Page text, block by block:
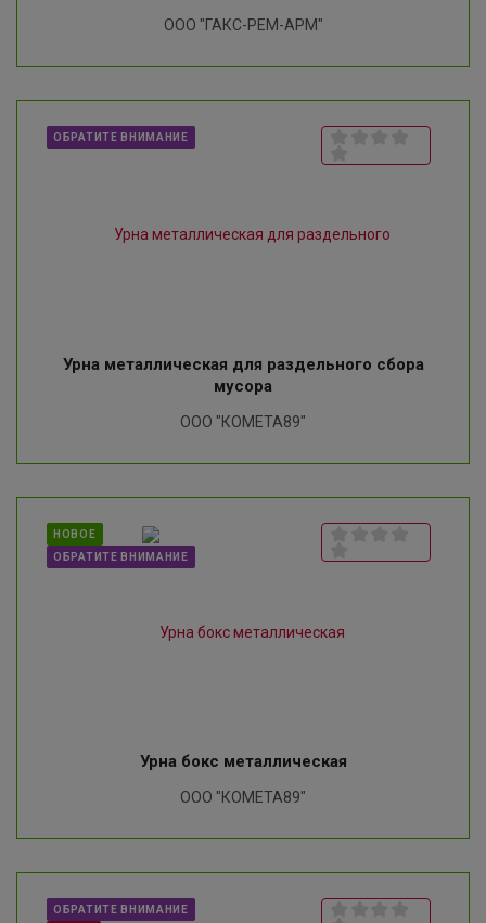
ООО "ГАКС-РЕМ-АРМ"
ОБРАТИТЕ ВНИМАНИЕ
Урна металлическая для раздельного сбора
мусора
ООО "КОМЕТА89"
НОВОЕ
ОБРАТИТЕ ВНИМАНИЕ
Урна бокс металлическая
ООО "КОМЕТА89"
ОБРАТИТЕ ВНИМАНИЕ